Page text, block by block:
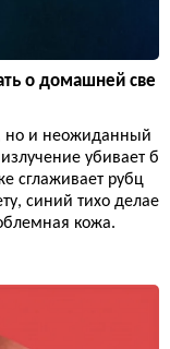
о домашней све
но и неожиданный
убивает б
сглаживает рубц
синий тихо делае
кожа.